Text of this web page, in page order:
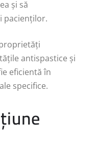
și să
pacienților.
antispastice și
eficientă în
specifice.